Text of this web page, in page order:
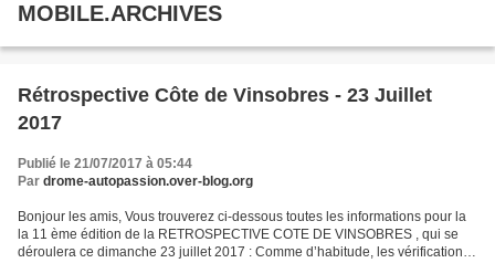
MOBILE.ARCHIVES
Rétrospective Côte de Vinsobres - 23 Juillet
2017
Publié le 21/07/2017 à 05:44
Par drome-autopassion.over-blog.org
Bonjour les amis, Vous trouverez ci-dessous toutes les informations pour la
la 11 ème édition de la RETROSPECTIVE COTE DE VINSOBRES , qui se
déroulera ce dimanche 23 juillet 2017 : Comme d’habitude, les vérifications